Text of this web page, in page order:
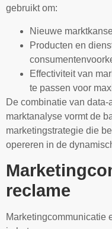
gebruikt om:
Nieuwe
Producten en
Effectiviteit van
te passen voor
De combinatie van
marktanalyse vormt de
marketingstrategie die
opereren in de
reclame
Marketingcommunicatie